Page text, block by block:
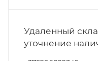
Удаленный
уточнение